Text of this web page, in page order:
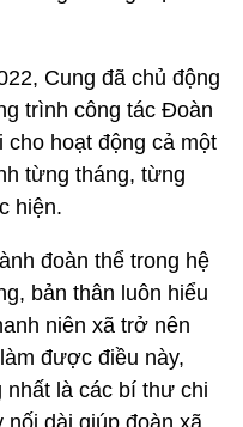
Cung đã chủ động
trình công tác Đoàn
cho hoạt động cả một
từng tháng, từng
hiện.
đoàn thể trong hệ
bản thân luôn hiểu
niên xã trở nên
được điều này,
nhất là các bí thư chi
dài giúp đoàn xã